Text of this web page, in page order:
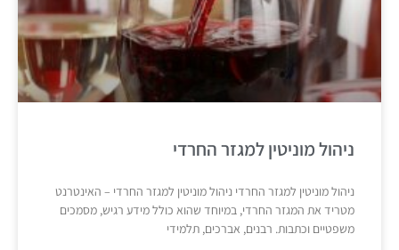
ניהול מוניטין למגזר החרדי
ניהול מוניטין למגזר החרדי ניהול מוניטין למגזר החרדי – האינטרנט
מטריד את המגזר החרדי, במיוחד שהוא כולל מידע רגיש, מסמכים
משפטיים וכתבות. רבנים, אברכים, תלמידי